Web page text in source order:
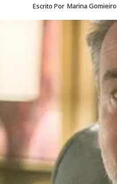
Escrito Por Marina Gomieiro